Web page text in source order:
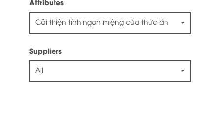
Attributes
Cải thiện tính ngon miệng của thức ăn
Suppliers
All